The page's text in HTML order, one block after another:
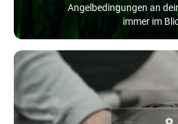
Angelbedingungen an
immer im